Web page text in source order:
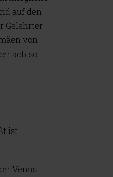
auf den
Gelehrter
von
ach so
ist
Venus